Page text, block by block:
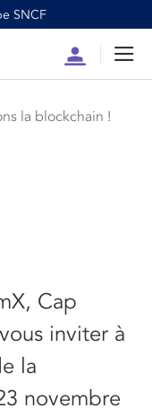
SNCF
Compte
la blockchain !
Cap
inviter à
la
novembre